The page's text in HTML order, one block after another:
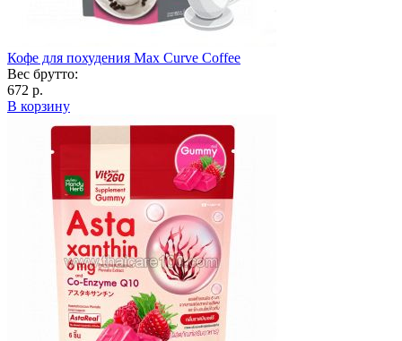
Кофе для похудения Max Curve Coffee
Вес брутто:
672 р.
В корзину